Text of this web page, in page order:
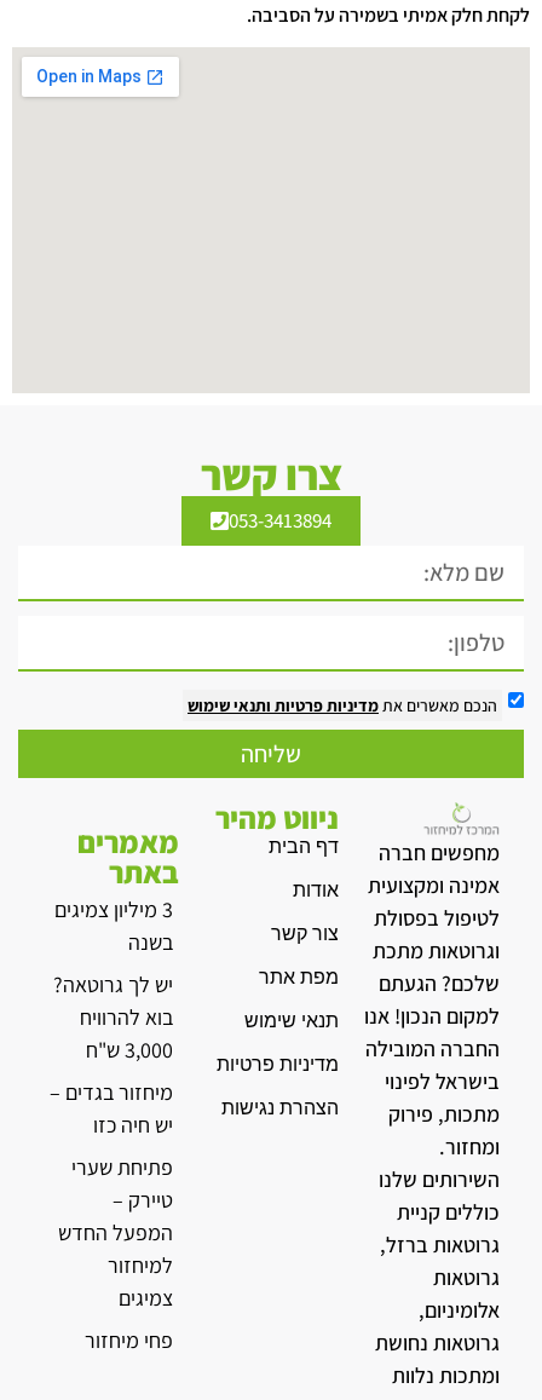
לקחת חלק אמיתי בשמירה על הסביבה.
צרו קשר
053-3413894
הנכם מאשרים אתמדיניות פרטיות ותנאי שימוש
שליחה
מחפשים חברה
אמינה ומקצועית
לטיפול בפסולת
וגרוטאות מתכת
שלכם? הגעתם
למקום הנכון! אנו
החברה המובילה
בישראל לפינוי
מתכות, פירוק
ומחזור.
השירותים שלנו
כוללים קניית
גרוטאות ברזל,
גרוטאות
אלומיניום,
גרוטאות נחושת
ומתכות נלוות
ניווט מהיר
דף הבית
אודות
צור קשר
מפת אתר
תנאי שימוש
מדיניות פרטיות
הצהרת נגישות
מאמרים
באתר
3 מיליון צמיגים
בשנה
יש לך גרוטאה?
בוא להרוויח
3,000 ש"ח
מיחזור בגדים –
יש חיה כזו
פתיחת שערי
טיירק –
המפעל החדש
למיחזור
צמיגים
פחי מיחזור